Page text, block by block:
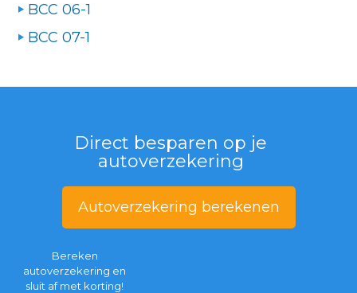
BCC 06-1
BCC 07-1
Direct besparen op je
autoverzekering
Autoverzekering berekenen
Bereken
autoverzekering en
sluit af met korting!